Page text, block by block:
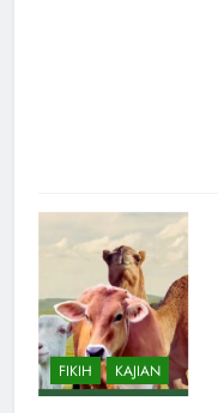
FIKIH KAJIAN